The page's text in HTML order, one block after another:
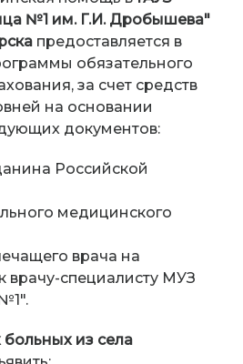
№1 им. Г.И. Дробышева"
предоставляется в
обязательного
за счет средств
на основании
документов:
Российской
медицинского
врача на
врачу-специалисту МУЗ
из села